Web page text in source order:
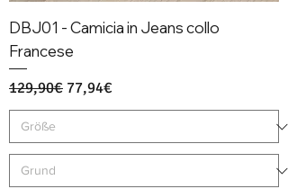
DBJ01 - Camicia in Jeans collo
Francese
Regular Price
129,90€ Sale Price
77,94€